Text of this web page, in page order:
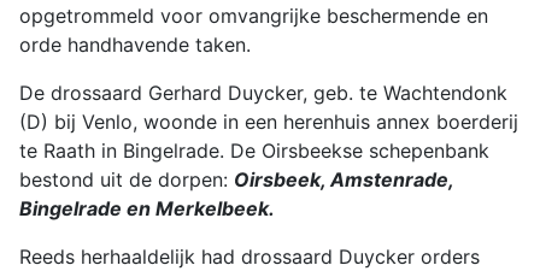
opgetrommeld voor omvangrijke beschermende en
orde handhavende taken.
De drossaard Gerhard Duycker, geb. te Wachtendonk
(D) bij Venlo, woonde in een herenhuis annex boerderij
te Raath in Bingelrade. De Oirsbeekse schepenbank
bestond uit de dorpen: Oirsbeek, Amstenrade,
Bingelrade en Merkelbeek.
Reeds herhaaldelijk had drossaard Duycker orders